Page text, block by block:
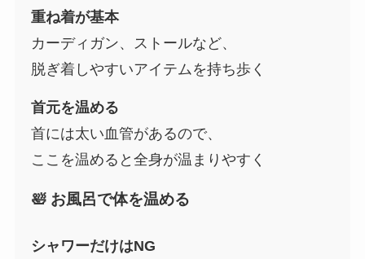
重ね着が基本
カーディガン、ストールなど、
脱ぎ着しやすいアイテムを持ち歩く
首元を温める
首には太い血管があるので、
ここを温めると全身が温まりやすく
🛀 お風呂で体を温める
シャワーだけはNG